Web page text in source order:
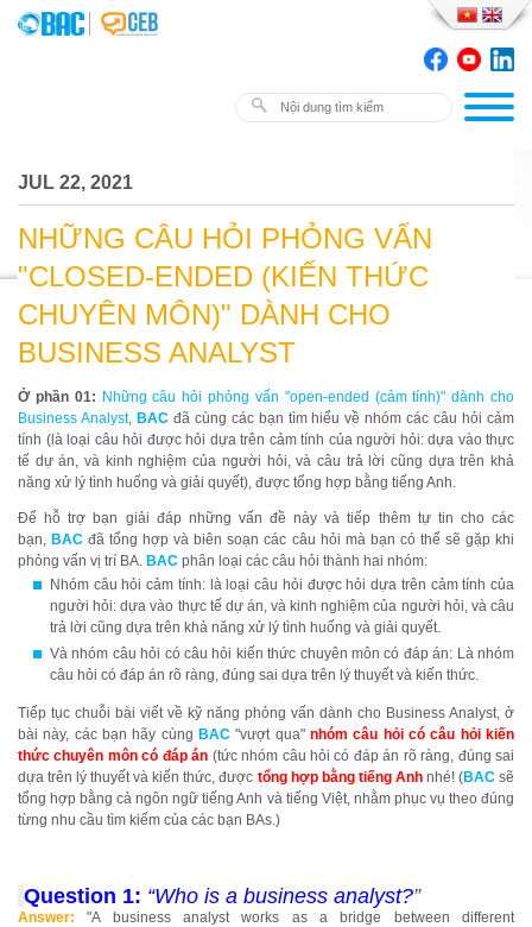
JUL 22, 2021
NHỮNG CÂU HỎI PHỎNG VẤN
"CLOSED-ENDED (KIẾN THỨC
CHUYÊN MÔN)" DÀNH CHO
BUSINESS ANALYST
Ở phần 01: Những câu hỏi phỏng vấn "open-ended (cảm tính)" dành cho
Business Analyst, BAC đã cùng các bạn tìm hiểu về nhóm các câu hỏi cảm
tính (là loại câu hỏi được hỏi dựa trên cảm tính của người hỏi: dựa vào thực
tế dự án, và kinh nghiệm của người hỏi, và câu trả lời cũng dựa trên khả
năng xử lý tình huống và giải quyết), được tổng hợp bằng tiếng Anh.
Để hỗ trợ bạn giải đáp những vấn đề này và tiếp thêm tự tin cho các
bạn, BACđã tổng hợp và biên soạn các câu hỏi mà bạn có thể sẽ gặp khi
phỏng vấn vị trí BA. BAC phân loại các câu hỏi thành hai nhóm:
Nhóm câu hỏi cảm tính: là loại câu hỏi được hỏi dựa trên cảm tính của
người hỏi: dựa vào thực tế dự án, và kinh nghiệm của người hỏi, và câu
trả lời cũng dựa trên khả năng xử lý tình huống và giải quyết.
Và nhóm câu hỏi có câu hỏi kiến thức chuyên môn có đáp án: Là nhóm
câu hỏi có đáp án rõ ràng, đúng sai dựa trên lý thuyết và kiến thức.
Tiếp tục chuỗi bài viết về kỹ năng phỏng vấn dành cho Business Analyst, ở
bài này, các bạn hãy cùng BAC "vượt qua"nhóm câu hỏi có câu hỏi kiến
thức chuyên môn có đáp án (tức nhóm câu hỏi có đáp án rõ ràng, đúng sai
dựa trên lý thuyết và kiến thức, được tổng hợp bằng tiếng Anhnhé! (BACsẽ
tổng hợp bằng cả ngôn ngữ tiếng Anh và tiếng Việt, nhằm phục vụ theo đúng
từng nhu cầu tìm kiếm của các bạn BAs.)
Question 1: “Who is a business analyst?”
Answer: "A business analyst works as a bridge between different